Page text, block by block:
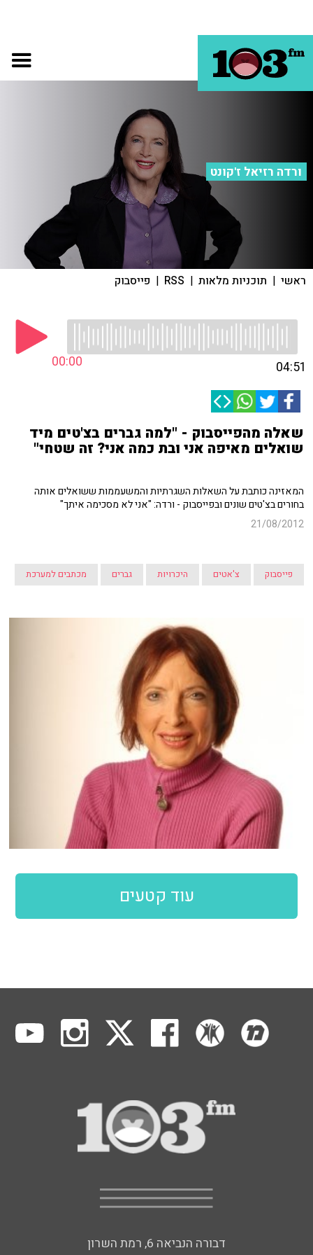
ורדה רזיאל ז'קונט
ראשי | תוכניות מלאות |
RSS
| פייסבוק
00:00 04:51
שאלה מהפייסבוק - "למה גברים בצ'טים מיד
שואלים מאיפה אני ובת כמה אני? זה שטחי"
המאזינה כותבת על השאלות השגרתיות והמשעממות ששואלים אותה
בחורים בצ'טים שונים ובפייסבוק - ורדה: "אני לא מסכימה איתך"
21/08/2012
פייסבוק צ'אטים היכרויות גברים מכתבים למערכת
עוד קטעים
דבורה הנביאה 6, רמת השרון